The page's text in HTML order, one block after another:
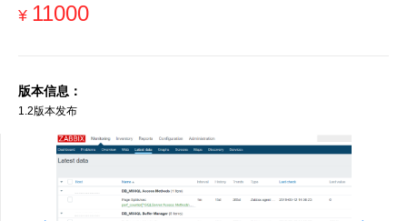
¥ 11000
版本信息：
1.2版本发布